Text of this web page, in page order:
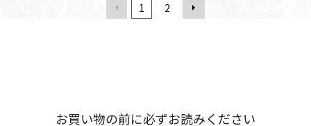
1 2
お買い物の前に必ずお読みください